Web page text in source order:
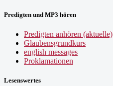
Predigten und MP3 hören
Predigten anhören (aktuelle)
Glaubensgrundkurs
english messages
Proklamationen
Lesenswertes